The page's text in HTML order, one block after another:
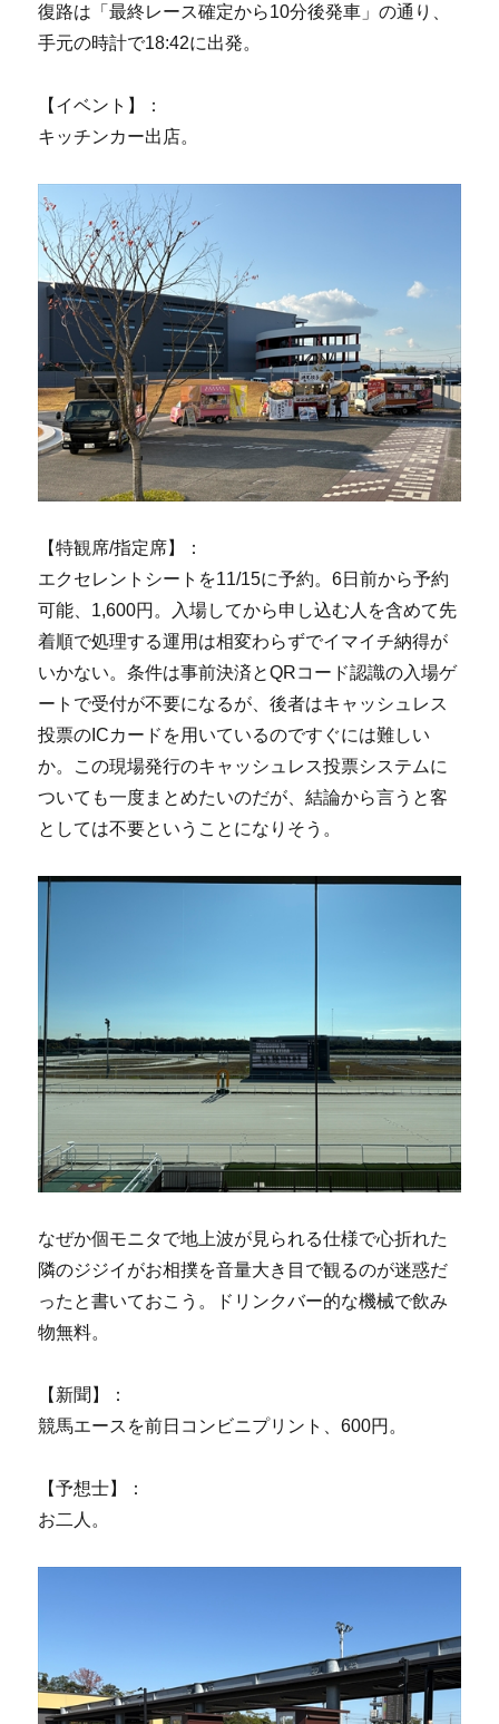
復路は「最終レース確定から10分後発車」の通り、
手元の時計で18:42に出発。
【イベント】：
キッチンカー出店。
【特観席/指定席】：
エクセレントシートを11/15に予約。6日前から予約
可能、1,600円。入場してから申し込む人を含めて先
着順で処理する運用は相変わらずでイマイチ納得が
いかない。条件は事前決済とQRコード認識の入場ゲ
ートで受付が不要になるが、後者はキャッシュレス
投票のICカードを用いているのですぐには難しい
か。この現場発行のキャッシュレス投票システムに
ついても一度まとめたいのだが、結論から言うと客
としては不要ということになりそう。
なぜか個モニタで地上波が見られる仕様で心折れた
隣のジジイがお相撲を音量大き目で観るのが迷惑だ
ったと書いておこう。ドリンクバー的な機械で飲み
物無料。
【新聞】：
競馬エースを前日コンビニプリント、600円。
【予想士】：
お二人。